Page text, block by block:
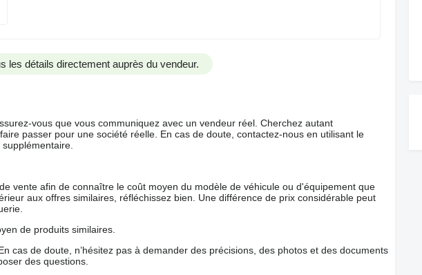
les détails directement auprès du vendeur.
vous que vous communiquez avec un vendeur réel. Cherchez autant
passer pour une société réelle. En cas de doute, contactez-nous en utilisant le
vente afin de connaître le coût moyen du modèle de véhicule ou d'équipement que
aux offres similaires, réfléchissez bien. Une différence de prix considérable peut
de produits similaires.
cas de doute, n’hésitez pas à demander des précisions, des photos et des documents
des questions.